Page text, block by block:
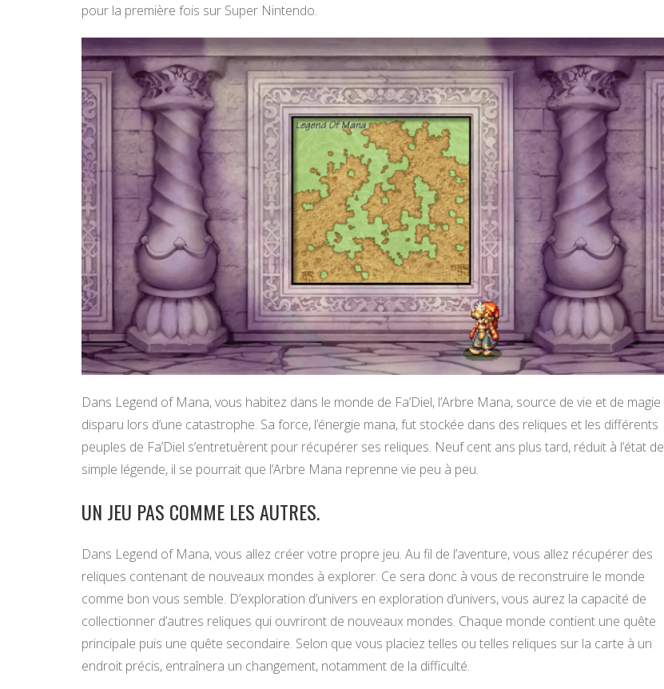
pour la première fois sur Super Nintendo.
Dans Legend of Mana, vous habitez dans le monde de Fa’Diel, l’Arbre Mana, source de vie et de magie
disparu lors d’une catastrophe. Sa force, l’énergie mana, fut stockée dans des reliques et les différents
peuples de Fa’Diel s’entretuèrent pour récupérer ses reliques. Neuf cent ans plus tard, réduit à l’état de
simple légende, il se pourrait que l’Arbre Mana reprenne vie peu à peu.
UN JEU PAS COMME LES AUTRES.
Dans Legend of Mana, vous allez créer votre propre jeu. Au fil de l’aventure, vous allez récupérer des
reliques contenant de nouveaux mondes à explorer. Ce sera donc à vous de reconstruire le monde
comme bon vous semble. D’exploration d’univers en exploration d’univers, vous aurez la capacité de
collectionner d’autres reliques qui ouvriront de nouveaux mondes. Chaque monde contient une quête
principale puis une quête secondaire. Selon que vous placiez telles ou telles reliques sur la carte à un
endroit précis, entraînera un changement, notamment de la difficulté.